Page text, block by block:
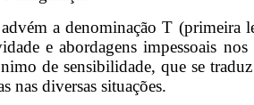
a denominação T (primeira
e abordagens impessoais
de sensibilidade, que se
nas diversas situações.